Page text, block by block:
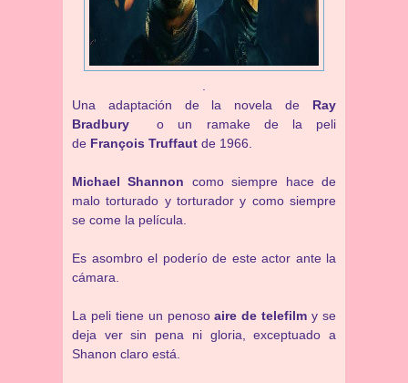
Una adaptación de la novela de Ray
Bradbury o un ramake de la peli
de François Truffaut de 1966.
Michael Shannon como siempre hace de
malo torturado y torturador y como siempre
se come la película.
Es asombro el poderío de este actor ante la
cámara.
La peli tiene un penosoaire de telefilm y se
deja ver sin pena ni gloria, exceptuado a
Shanon claro está.